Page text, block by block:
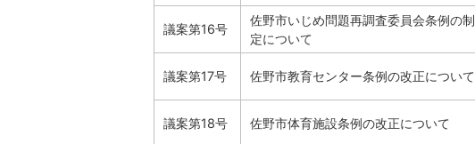
議案第16号
佐野市いじめ問題再調査委員会条例の制
定について
議案第17号 佐野市教育センター条例の改正について
議案第18号 佐野市体育施設条例の改正について